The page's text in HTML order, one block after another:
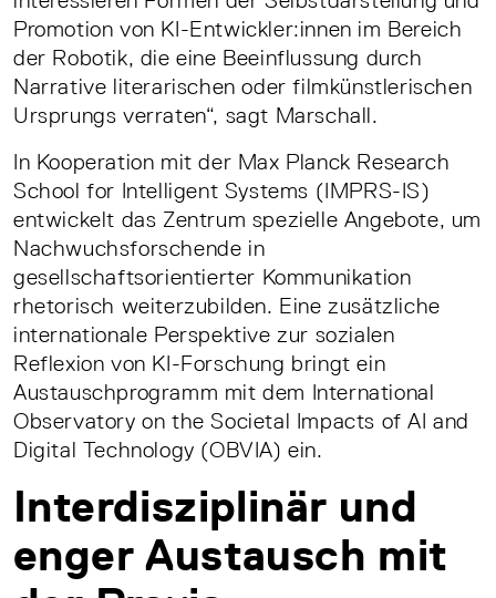
Promotion von KI-Entwickler:innen im Bereich
der Robotik, die eine Beeinflussung durch
Narrative literarischen oder filmkünstlerischen
Ursprungs verraten“, sagt Marschall.
In Kooperation mit der Max Planck Research
School for Intelligent Systems (IMPRS-IS)
entwickelt das Zentrum spezielle Angebote, um
Nachwuchsforschende in
gesellschaftsorientierter Kommunikation
rhetorisch weiterzubilden. Eine zusätzliche
internationale Perspektive zur sozialen
Reflexion von KI-Forschung bringt ein
Austauschprogramm mit dem International
Observatory on the Societal Impacts of AI and
Digital Technology (OBVIA) ein.
Interdisziplinär und
enger Austausch mit